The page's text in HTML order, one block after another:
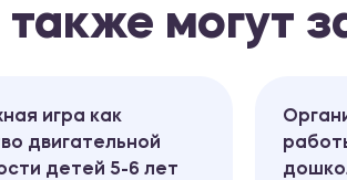
также могут
игра как
двигательной
детей 5-6 лет